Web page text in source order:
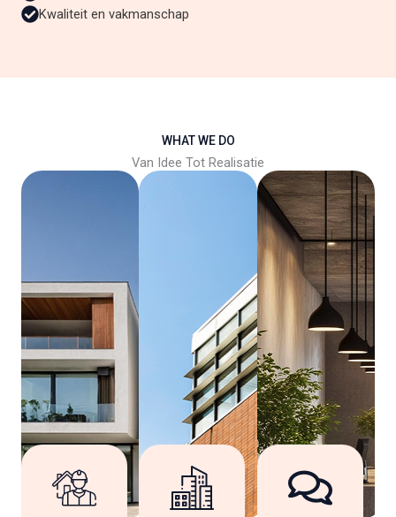
Kwaliteit en vakmanschap
WHAT WE DO
Van Idee Tot Realisatie